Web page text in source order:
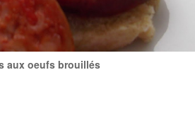
aux oeufs brouillés